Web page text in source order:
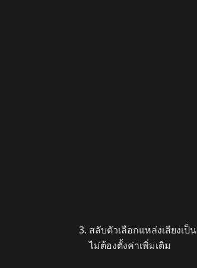
สลับตัวเลือกแหล่งเสียงเป็น
ไม่ต้องตั้งค่าเพิ่มเติม